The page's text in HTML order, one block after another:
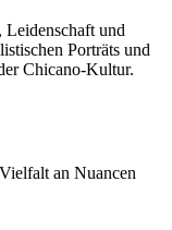
und
Porträts und
Chicano-Kultur.
an Nuancen